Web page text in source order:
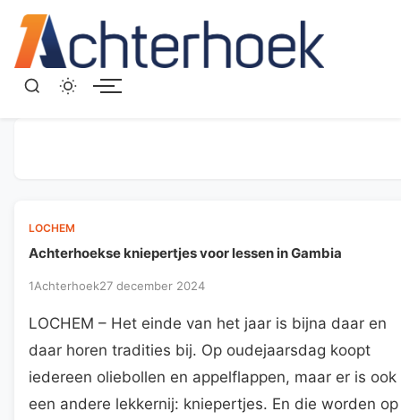
LOCHEM
Achterhoekse kniepertjes voor lessen in Gambia
1Achterhoek27 december 2024
LOCHEM – Het einde van het jaar is bijna daar en
daar horen tradities bij. Op oudejaarsdag koopt
iedereen oliebollen en appelflappen, maar er is ook
een andere lekkernij: kniepertjes. En die worden op